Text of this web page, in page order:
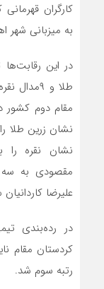
کارگران
به میزبانی شهر
علیرضا
در رده‌بندی
کردستان مقام
رتبه سوم شد.